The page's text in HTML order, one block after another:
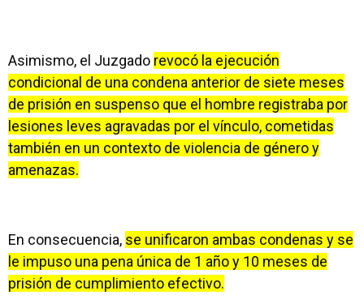
Asimismo, el Juzgado revocó la ejecución
condicional de una condena anterior de siete meses
de prisión en suspenso que el hombre registraba por
lesiones leves agravadas por el vínculo, cometidas
también en un contexto de violencia de género y
amenazas.
En consecuencia, se unificaron ambas condenas y se
le impuso una pena única de 1 año y 10 meses de
prisión de cumplimiento efectivo.